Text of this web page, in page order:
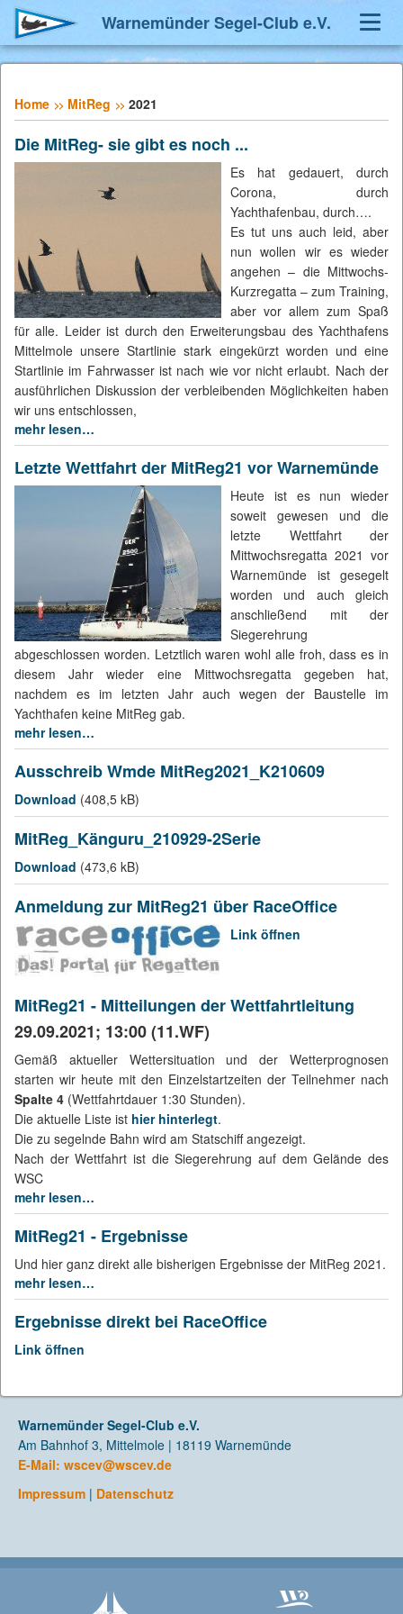
Warnemünder Segel-Club e.V.
Home MitReg 2021
Die MitReg- sie gibt es noch ...
Es hat gedauert, durch
Corona, durch
Yachthafenbau, durch….
Es tut uns auch leid, aber
nun wollen wir es wieder
angehen – die Mittwochs-
Kurzregatta – zum Training,
aber vor allem zum Spaß
für alle. Leider ist durch den Erweiterungsbau des Yachthafens
Mittelmole unsere Startlinie stark eingekürzt worden und eine
Startlinie im Fahrwasser ist nach wie vor nicht erlaubt. Nach der
ausführlichen Diskussion der verbleibenden Möglichkeiten haben
wir uns entschlossen,
mehr lesen…
Letzte Wettfahrt der MitReg21 vor Warnemünde
Heute ist es nun wieder
soweit gewesen und die
letzte Wettfahrt der
Mittwochsregatta 2021 vor
Warnemünde ist gesegelt
worden und auch gleich
anschließend mit der
Siegerehrung
abgeschlossen worden. Letztlich waren wohl alle froh, dass es in
diesem Jahr wieder eine Mittwochsregatta gegeben hat,
nachdem es im letzten Jahr auch wegen der Baustelle im
Yachthafen keine MitReg gab.
mehr lesen…
Ausschreib Wmde MitReg2021_K210609
Download (408,5 kB)
MitReg_Känguru_210929-2Serie
Download (473,6 kB)
Anmeldung zur MitReg21 über RaceOffice
Link öffnen
MitReg21 - Mitteilungen der Wettfahrtleitung
29.09.2021; 13:00 (11.WF)
Gemäß aktueller Wettersituation und der Wetterprognosen
starten wir heute mit den Einzelstartzeiten der Teilnehmer nach
Spalte 4 (Wettfahrtdauer 1:30 Stunden).
Die aktuelle Liste ist hier hinterlegt.
Die zu segelnde Bahn wird am Statschiff angezeigt.
Nach der Wettfahrt ist die Siegerehrung auf dem Gelände des
WSC
mehr lesen…
MitReg21 - Ergebnisse
Und hier ganz direkt alle bisherigen Ergebnisse der MitReg 2021.
mehr lesen…
Ergebnisse direkt bei RaceOffice
Link öffnen
Warnemünder Segel-Club e.V.
Am Bahnhof 3, Mittelmole | 18119 Warnemünde
E-Mail: wscev@wscev.de
Impressum | Datenschutz